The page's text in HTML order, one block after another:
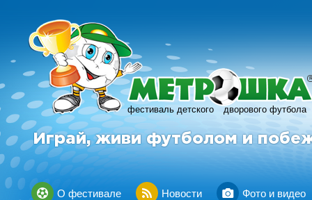
фестиваль детского дворового футбола
R
Играй, живи футболом и
О фестивале Новости Фото и видео